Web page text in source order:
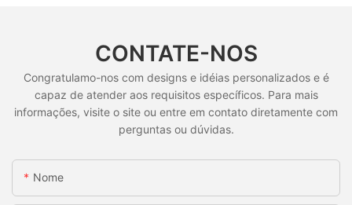
CONTATE-NOS
Congratulamo-nos com designs e idéias personalizados e é
capaz de atender aos requisitos específicos. Para mais
informações, visite o site ou entre em contato diretamente com
perguntas ou dúvidas.
Nome